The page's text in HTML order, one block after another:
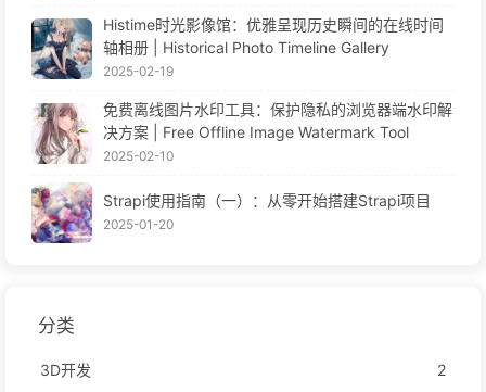
Histime时光影像馆：优雅呈现历史瞬间的在线时间
轴相册 | Historical Photo Timeline Gallery
2025-02-19
免费离线图片水印工具：保护隐私的浏览器端水印解
决方案 | Free Offline Image Watermark Tool
2025-02-10
Strapi使用指南（一）：从零开始搭建Strapi项目
2025-01-20
分类
3D开发
2